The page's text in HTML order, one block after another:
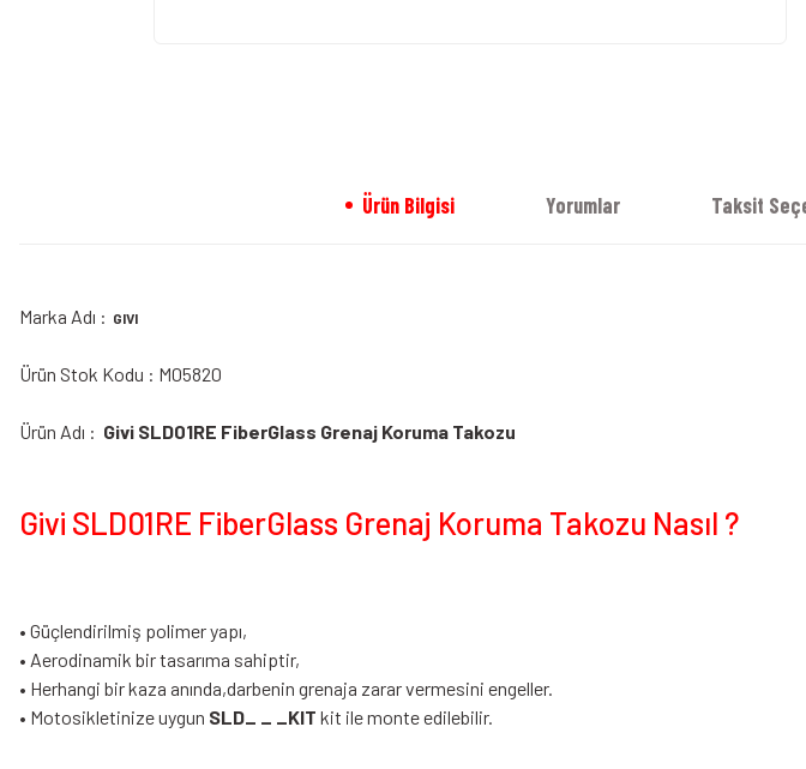
Ürün Bilgisi Yorumlar Taksit
Marka Adı : GIVI
Ürün Stok Kodu : M05820
Ürün Adı : Givi SLD01RE FiberGlass Grenaj Koruma Takozu
Givi SLD01RE FiberGlass Grenaj Koruma Takozu Nasıl ?
• Güçlendirilmiş polimer yapı,
• Aerodinamik bir tasarıma sahiptir,
• Herhangi bir kaza anında,darbenin grenaja zarar vermesini engeller.
• Motosikletinize uygun SLD_ _ _KIT kit ile monte edilebilir.